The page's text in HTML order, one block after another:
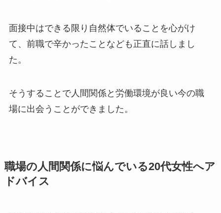
面接中はできる限り自然体でいることを心がけ
て、前職で辛かったことなども正直に話しまし
た。
そうすることで人間関係と労働環境が良い今の職
場に出会うことができました。
職場の人間関係に悩んでいる20代女性へア
ドバイス